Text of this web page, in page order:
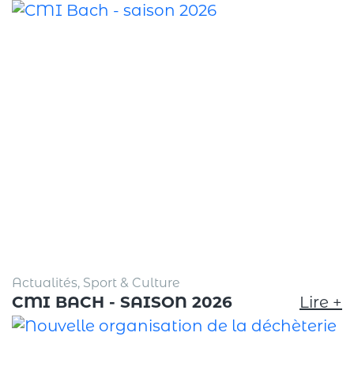
Actualités, Sport & Culture
CMI BACH - SAISON 2026 Lire +